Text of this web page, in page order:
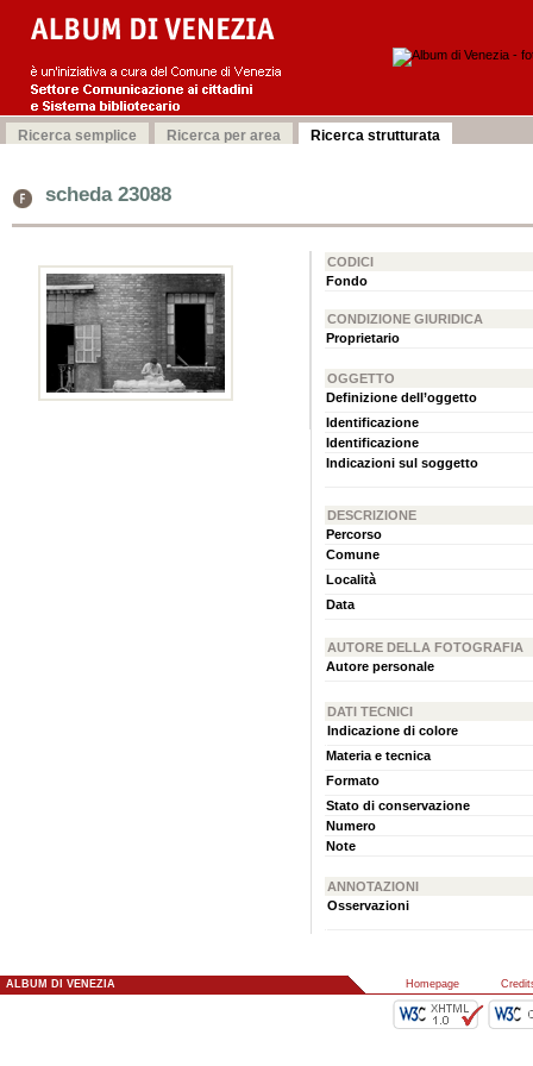
scheda 23088
CODICI
Fondo
CONDIZIONE GIURIDICA
Proprietario
OGGETTO
Definizione dell’oggetto
Identificazione
Identificazione
Indicazioni sul soggetto
DESCRIZIONE
Percorso
Comune
Località
Data
AUTORE DELLA FOTOGRAFIA
Autore personale
DATI TECNICI
Indicazione di colore
Materia e tecnica
Formato
Stato di conservazione
Numero
Note
ANNOTAZIONI
Osservazioni
ALBUM DI VENEZIA Homepage